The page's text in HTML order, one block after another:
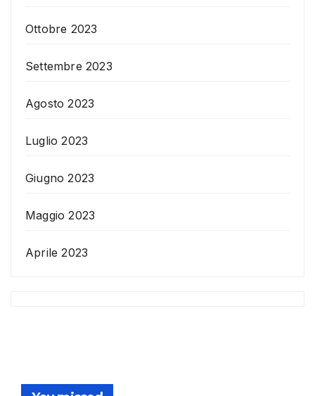
Ottobre 2023
Settembre 2023
Agosto 2023
Luglio 2023
Giugno 2023
Maggio 2023
Aprile 2023